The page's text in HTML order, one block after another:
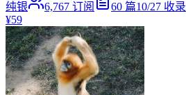
纯银 6,767 订阅 60 篇10/27 收录
¥59